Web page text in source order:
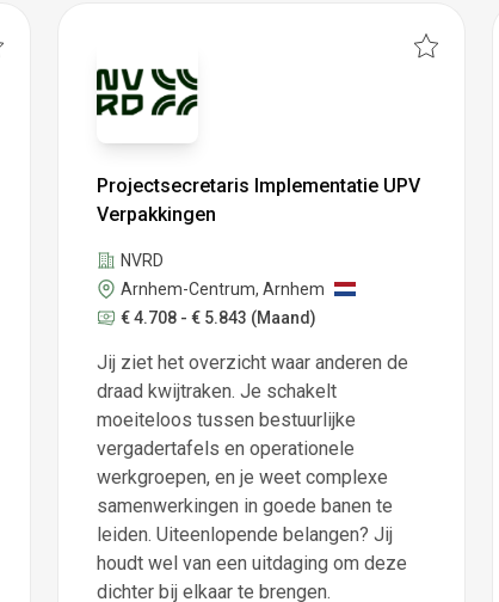
Projectsecretaris Implementatie UPV
Verpakkingen
NVRD
Arnhem-Centrum, Arnhem
€ 4.708 - € 5.843 (Maand)
Jij ziet het overzicht waar anderen de
draad kwijtraken. Je schakelt
moeiteloos tussen bestuurlijke
vergadertafels en operationele
werkgroepen, en je weet complexe
samenwerkingen in goede banen te
leiden. Uiteenlopende belangen? Jij
houdt wel van een uitdaging om deze
dichter bij elkaar te brengen.